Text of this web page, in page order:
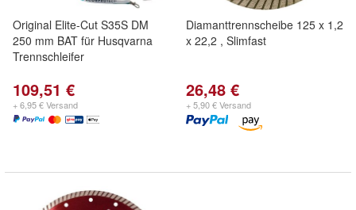
Original Elite-Cut S35S DM
250 mm BAT für Husqvarna
Trennschleifer
109,51 €
+ 6,95 € Versand
Diamanttrennscheibe 125 x 1,2
x 22,2 , Slimfast
26,48 €
+ 5,90 € Versand